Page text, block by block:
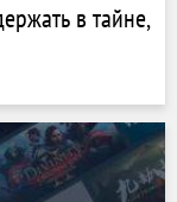
в тайне,